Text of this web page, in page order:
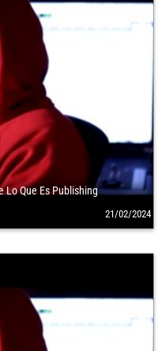
Lo Que Es Publishing
21/02/2024